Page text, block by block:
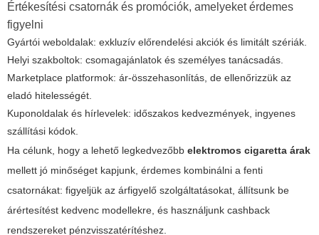
Értékesítési csatornák és promóciók, amelyeket érdemes
figyelni
Gyártói weboldalak: exkluzív előrendelési akciók és limitált szériák.
Helyi szakboltok: csomagajánlatok és személyes tanácsadás.
Marketplace platformok: ár-összehasonlítás, de ellenőrizzük az
eladó hitelességét.
Kuponoldalak és hírlevelek: időszakos kedvezmények, ingyenes
szállítási kódok.
Ha célunk, hogy a lehető legkedvezőbb elektromos cigaretta árak
mellett jó minőséget kapjunk, érdemes kombinálni a fenti
csatornákat: figyeljük az árfigyelő szolgáltatásokat, állítsunk be
árértesítést kedvenc modellekre, és használjunk cashback
rendszereket pénzvisszatérítéshez.